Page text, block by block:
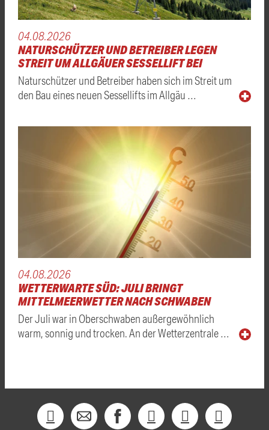
04.08.2026
NATURSCHÜTZER UND BETREIBER LEGEN
STREIT UM ALLGÄUER SESSELLIFT BEI
Naturschützer und Betreiber haben sich im Streit um
den Bau eines neuen Sessellifts im Allgäu …
04.08.2026
WETTERWARTE SÜD: JULI BRINGT
MITTELMEERWETTER NACH SCHWABEN
Der Juli war in Oberschwaben außergewöhnlich
warm, sonnig und trocken. An der Wetterzentrale …